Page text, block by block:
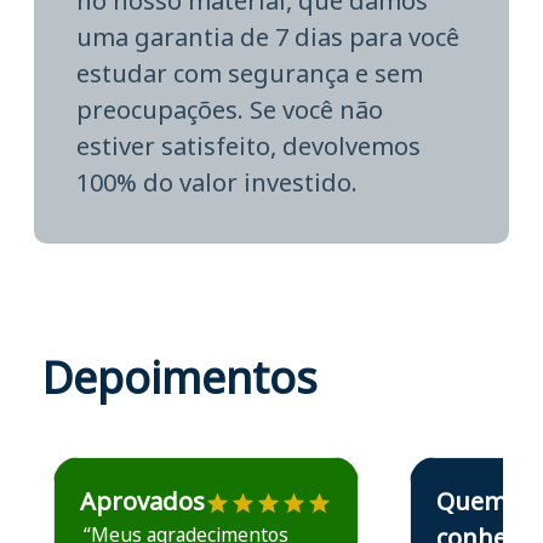
uma garantia de 7 dias para você
estudar com segurança e sem
preocupações. Se você não
estiver satisfeito, devolvemos
100% do valor investido.
Depoimentos
Estudante José recomenda o Aprova Concursos em
Aprovados
“Meus agradecimentos
Estudante Elais
Quem